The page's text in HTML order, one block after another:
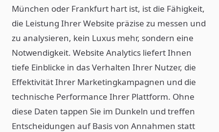
München oder Frankfurt hart ist, ist die Fähigkeit,
die Leistung Ihrer Website präzise zu messen und
zu analysieren, kein Luxus mehr, sondern eine
Notwendigkeit. Website Analytics liefert Ihnen
tiefe Einblicke in das Verhalten Ihrer Nutzer, die
Effektivität Ihrer Marketingkampagnen und die
technische Performance Ihrer Plattform. Ohne
diese Daten tappen Sie im Dunkeln und treffen
Entscheidungen auf Basis von Annahmen statt